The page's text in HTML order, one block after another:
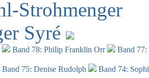
Strohmenger
Syré
Band 78: Philip Franklin Orr
Band
Band 75: Denise Rudolph
Band 74: